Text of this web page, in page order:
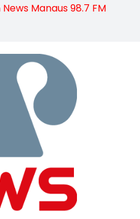
Manaus 98.7 FM